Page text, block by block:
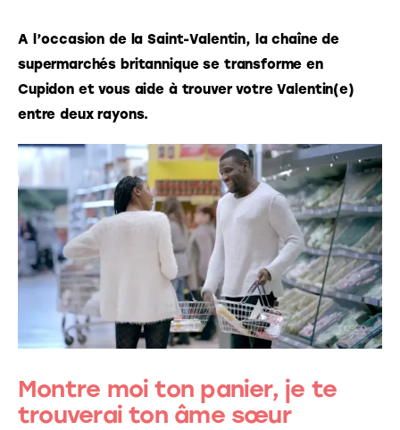
A l’occasion de la Saint-Valentin, la chaîne de
supermarchés britannique se transforme en
Cupidon et vous aide à trouver votre Valentin(e)
entre deux rayons.
Montre moi ton panier, je te
trouverai ton âme sœur